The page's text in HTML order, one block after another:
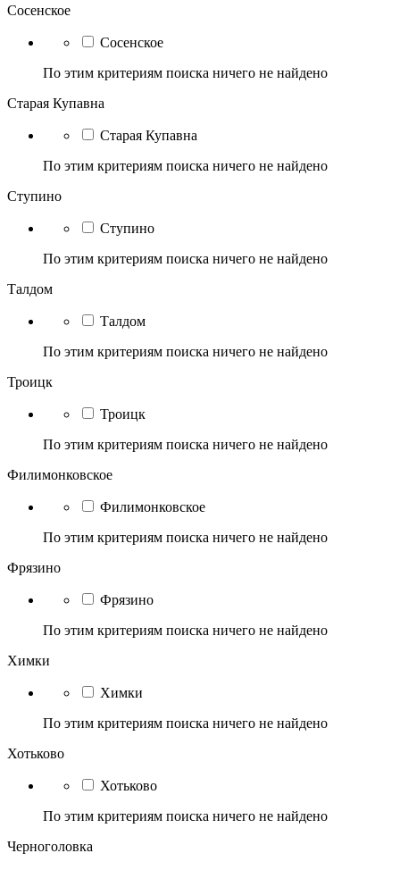
Сосенское
Сосенское
По этим критериям поиска ничего не найдено
Старая Купавна
Старая Купавна
По этим критериям поиска ничего не найдено
Ступино
Ступино
По этим критериям поиска ничего не найдено
Талдом
Талдом
По этим критериям поиска ничего не найдено
Троицк
Троицк
По этим критериям поиска ничего не найдено
Филимонковское
Филимонковское
По этим критериям поиска ничего не найдено
Фрязино
Фрязино
По этим критериям поиска ничего не найдено
Химки
Химки
По этим критериям поиска ничего не найдено
Хотьково
Хотьково
По этим критериям поиска ничего не найдено
Черноголовка